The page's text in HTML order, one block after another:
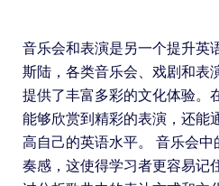
音乐会和表演是另一个提升英
斯陆，各类音乐会、戏剧和表
提供了丰富多彩的文化体验。
能够欣赏到精彩的表演，还能
高自己的英语水平。 音乐会
奏感，这使得学习者更容易记